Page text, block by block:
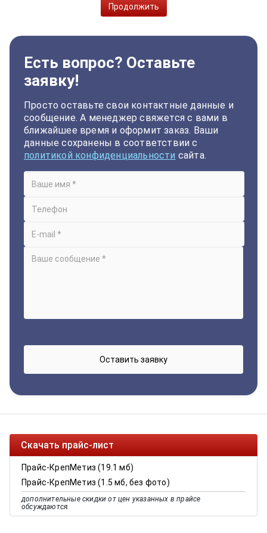
Продолжить
Есть вопрос? Оставьте
заявку!
Просто оставьте свои контактные данные и
сообщение. А менеджер свяжется с вами в
ближайшее время и оформит заказ. Ваши
данные сохранены в соответствии с
политикой конфиденциальности сайта.
Скачать прайс-лист
Прайс-КрепМетиз (19.1 мб)
Прайс-КрепМетиз (1.5 мб, без фото)
дополнительные скидки от цен указанных в прайсе
обсуждаются.